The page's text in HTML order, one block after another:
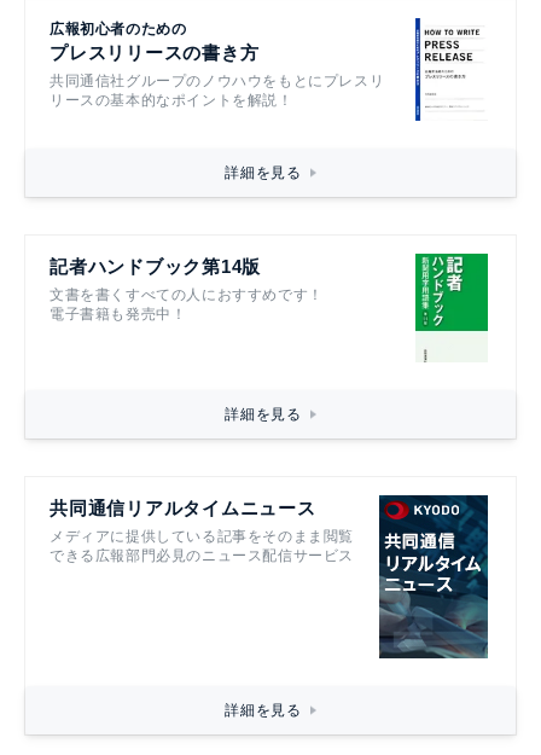
広報初心者のための
プレスリリースの書き方
共同通信社グループのノウハウをもとにプレスリ
リースの基本的なポイントを解説！
詳細を見る
記者ハンドブック第14版
文書を書くすべての人におすすめです！
電子書籍も発売中！
詳細を見る
共同通信リアルタイムニュース
メディアに提供している記事をそのまま閲覧
できる広報部門必見のニュース配信サービス
詳細を見る